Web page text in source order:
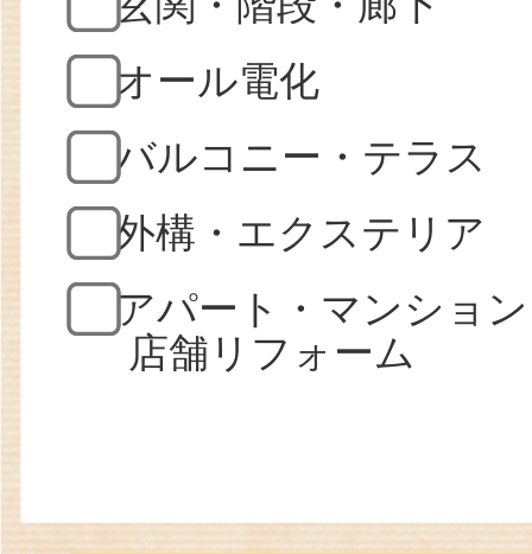
オール電化
バルコニー・テラス
外構・エクステリア
アパート・マンション
店舗リフォーム